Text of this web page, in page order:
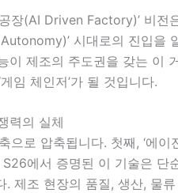
장(AI Driven Factory)’ 비전
시대로의 진입을
이 제조의 주도권을 갖는 이
임 체인저’가 될 것입니다.
력의 실체
로 압축됩니다. 첫째, ‘에이
에서 증명된 이 기술은 단
제조 현장의 품질, 생산, 물